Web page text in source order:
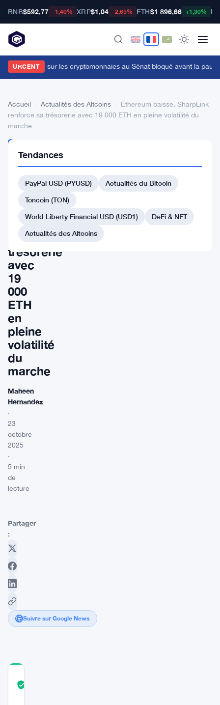
BNB$592,77 -1,40% XRP$1,04 -2,65% ETH$1 896,66 +1,30%
URGENT
projet de loi sur les cryptomonnaies au Sénat bloqué avant la
Accueil Actualités des Altcoins
Ethereum baisse, SharpLink
renforce sa trésorerie avec 19 000 ETH en pleine volatilité du
marche
DES
ALTCOINS
Ethereum
baisse,
SharpLink
trésorerie
avec
19
000
ETH
en
pleine
volatilité
du
marche
Maheen
Hernandez
·
23
octobre
2025
·
5 min
de
lecture
Partager
:
Suivre sur Google News
Tendances
PayPal USD (PYUSD)
Actualités du Bitcoin
Toncoin (TON)
World Liberty Financial USD (USD1)
DeFi & NFT
Actualités des Altcoins